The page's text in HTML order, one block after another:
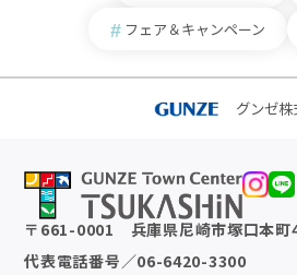
フェア＆キャンペーン
グンゼ
〒 661-0001
兵庫県尼崎市塚口本
代表電話番号 ／06-6420-3300